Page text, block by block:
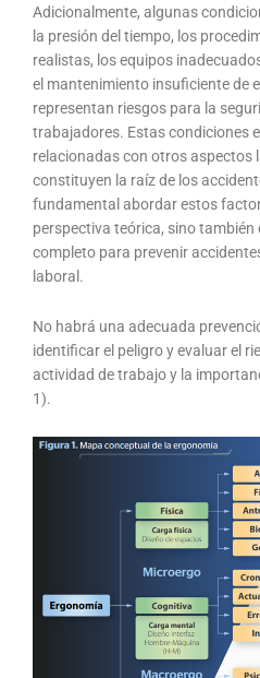
Adicionalmente, algunas
la presión del tiempo, los
realistas, los equipos
el mantenimiento insuficiente de
representan riesgos para la
trabajadores. Estas condiciones
relacionadas con otros aspectos
constituyen la raíz de los
fundamental abordar estos
perspectiva teórica, sino
completo para prevenir
laboral.
No habrá una adecuada
identificar el peligro y evaluar el
actividad de trabajo y la
1).